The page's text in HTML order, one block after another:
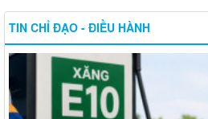
TIN CHỈ ĐẠO - ĐIỀU HÀNH